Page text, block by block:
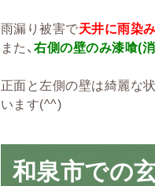
雨漏り被害で天井に雨染み
また、右側の壁のみ漆喰(
正面と左側の壁は綺麗な
います(^^)ゞ
和泉市での